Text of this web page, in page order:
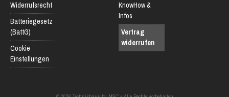
Widerrufsrecht
Batteriegesetz
(BattG)
Cookie
Einstellungen
KnowHow &
Infos
Vertrag
widerrufen